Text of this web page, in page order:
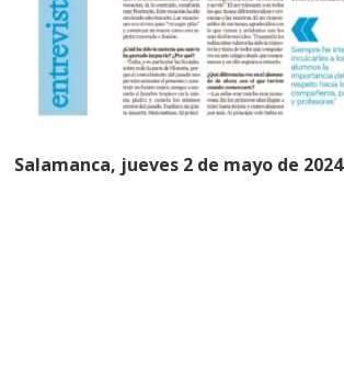
Salamanca, jueves 2 de mayo de 2024